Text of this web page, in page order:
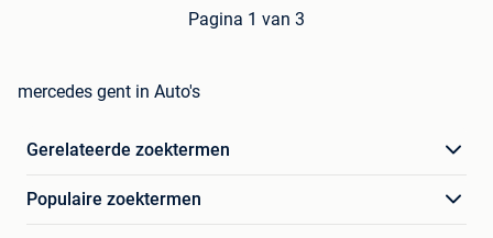
Pagina 1 van 3
mercedes gent in Auto's
Gerelateerde zoektermen
Populaire zoektermen